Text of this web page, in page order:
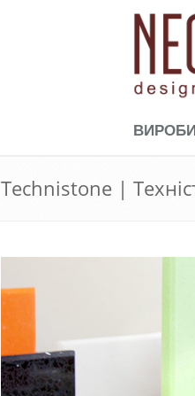
ВИРОБИ
Technistone |